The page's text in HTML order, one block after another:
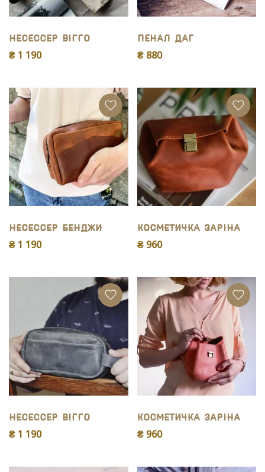
Несессер Вігго
₴ 1 190
Пенал Даг
₴ 880
Несессер Бенджи
₴ 1 190
Косметичка Заріна
₴ 960
Несессер Вігго
₴ 1 190
Косметичка Заріна
₴ 960